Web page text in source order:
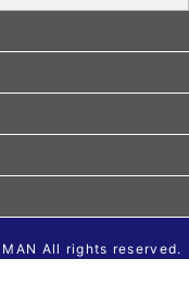
All rights reserved.